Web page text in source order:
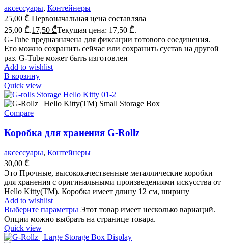
аксессуары, Контейнеры
25,00₾ Первоначальная цена составляла
25,00 ₾.17,50 ₾Текущая цена: 17,50 ₾.
G-Tube предназначена для фиксации готового соединения.
Его можно сохранить сейчас или сохранить сустав на другой
раз. G-Tube может быть изготовлен
Add to wishlist
В корзину
Quick view
Compare
Коробка для хранения G-Rollz
аксессуары, Контейнеры
30,00 ₾
Это Прочные, высококачественные металлические коробки
для хранения с оригинальными произведениями искусства от
Hello Kitty(TM). Коробка имеет длину 12 см, ширину
Add to wishlist
Выберите параметры Этот товар имеет несколько вариаций.
Опции можно выбрать на странице товара.
Quick view